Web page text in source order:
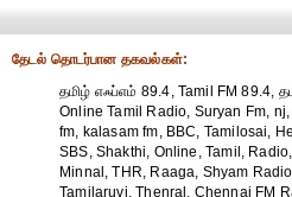
தேட‌ல் தொட‌ர்பான தகவ‌ல்க‌ள்:
தமிழ் எஃப்எம் 89.4, Tamil FM 89.4,
Online Tamil Radio, Suryan Fm,
fm, kalasam fm, BBC, Tamilosai,
SBS, Shakthi, Online, Tamil,
Minnal, THR, Raaga, Shyam
Tamilaruvi, Thenral, Chennai FM